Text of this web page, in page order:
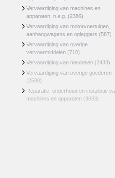
Vervaardiging van machines en
apparaten, n.e.g. (2386)
Vervaardiging van motorvoertuigen,
aanhangwagens en opleggers (587)
Vervaardiging van overige
vervoermiddelen (710)
Vervaardiging van meubelen (2433)
Vervaardiging van overige goederen
(2500)
Reparatie, onderhoud en installatie
machines en apparaten (3633)